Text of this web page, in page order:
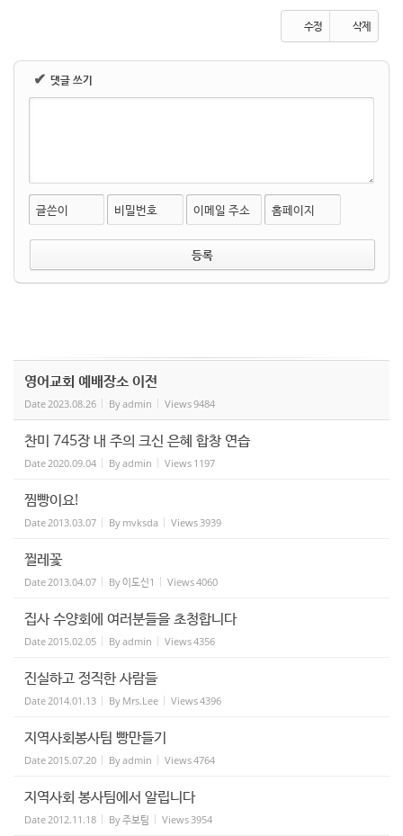
수정 삭제
✔ 댓글 쓰기
글쓴이 비밀번호 이메일 주소 홈페이지
영어교회 예배장소 이전
Date2023.08.26 Byadmin Views9484
찬미 745장 내 주의 크신 은혜 합창 연습
Date2020.09.04 Byadmin Views 1197
찜빵이요!
Date2013.03.07 By mvksda Views3939
찔레꽃
Date2013.04.07 By이도신1 Views4060
집사 수양회에 여러분들을 초청합니다
Date2015.02.05 Byadmin Views4356
진실하고 정직한 사람들
Date2014.01.13 By Mrs.Lee Views4396
지역사회봉사팀 빵만들기
Date2015.07.20 Byadmin Views4764
지역사회 봉사팀에서 알립니다
Date2012.11.18 By주보팀 Views3954